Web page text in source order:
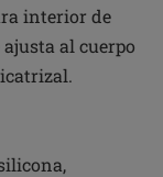
interior de
al cuerpo